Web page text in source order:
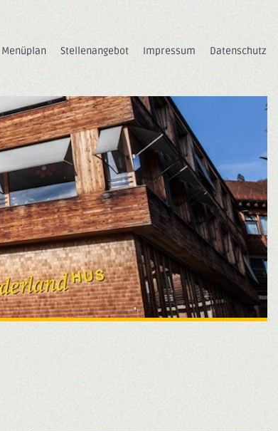
Menüplan Stellenangebot Impressum Datenschutz